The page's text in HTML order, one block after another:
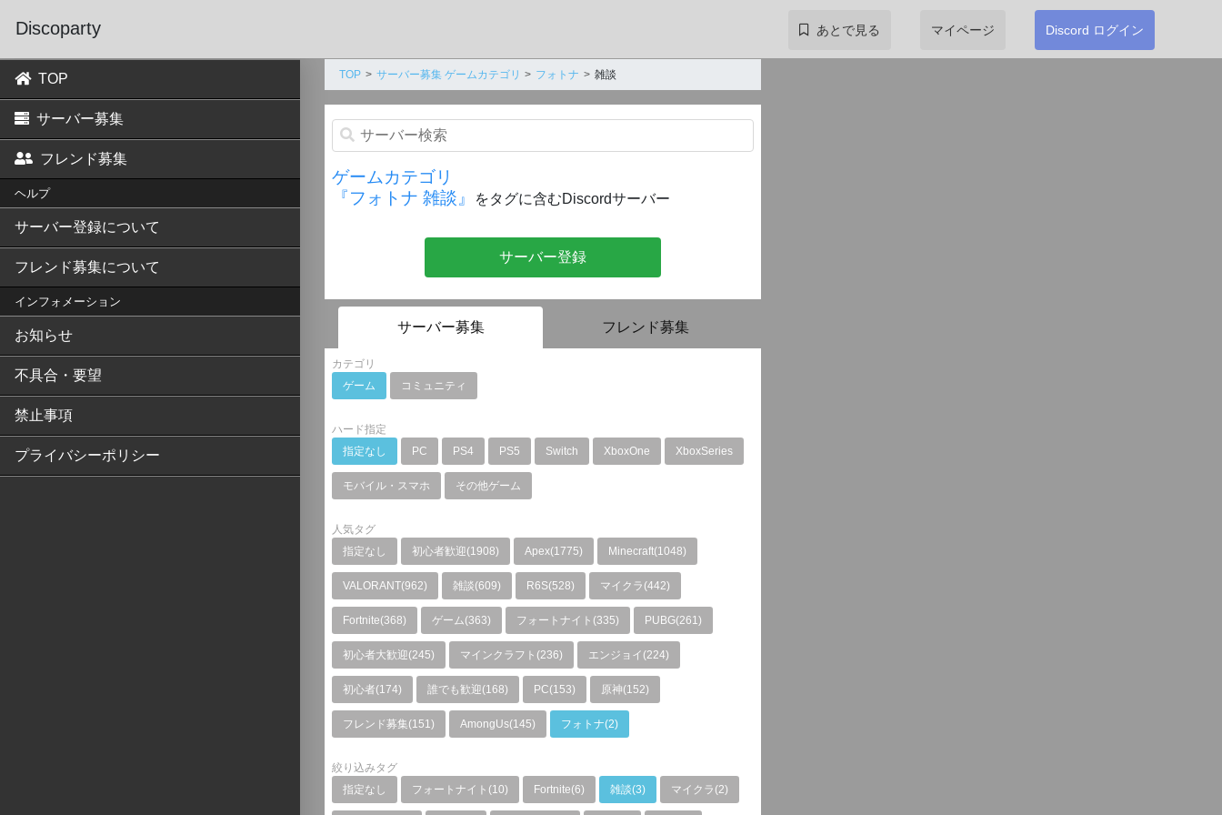
Discoparty あとで見る マイページ Discord ログイン
TOP
サーバー募集
フレンド募集
ヘルプ
サーバー登録について
フレンド募集について
インフォメーション
お知らせ
不具合・要望
禁止事項
プライバシーポリシー
TOP サーバー募集 ゲームカテゴリ フォトナ 雑談
ゲームカテゴリ
『フォトナ 雑談』
をタグに含むDiscordサーバー
サーバー登録
サーバー募集 フレンド募集
カテゴリ
ゲーム
コミュニティ
ハード指定
指定なし
PC PS4 PS5 Switch XboxOne XboxSeries
モバイル・スマホ その他ゲーム
人気タグ
指定なし
初心者歓迎(1908) Apex(1775) Minecraft(1048)
VALORANT(962) 雑談(609) R6S(528) マイクラ(442)
Fortnite(368) ゲーム(363) フォートナイト(335) PUBG(261)
初心者大歓迎(245) マインクラフト(236) エンジョイ(224)
初心者(174) 誰でも歓迎(168) PC(153) 原神(152)
フレンド募集(151) AmongUs(145) フォトナ(2)
絞り込みタグ
指定なし
フォートナイト(10) Fortnite(6) 雑談(3) マイクラ(2)